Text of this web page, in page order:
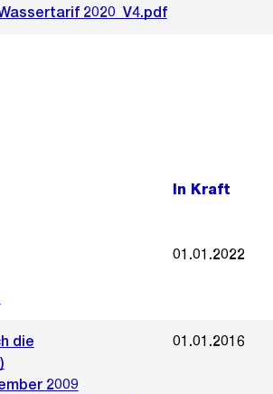
2020_V4.pdf
In Kraft
01.01.2022
die
2009
01.01.2016